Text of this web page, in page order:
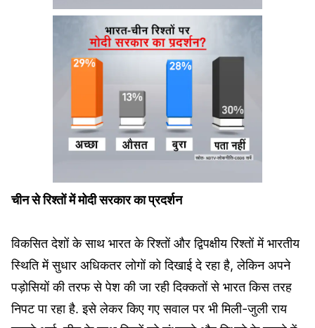
चीन से रिश्तों में मोदी सरकार का प्रदर्शन
विकसित देशों के साथ भारत के रिश्तों और द्विपक्षीय रिश्तों में भारतीय
स्थिति में सुधार अधिकतर लोगों को दिखाई दे रहा है, लेकिन अपने
पड़ोसियों की तरफ से पेश की जा रही दिक्कतों से भारत किस तरह
निपट पा रहा है. इसे लेकर किए गए सवाल पर भी मिली-जुली राय